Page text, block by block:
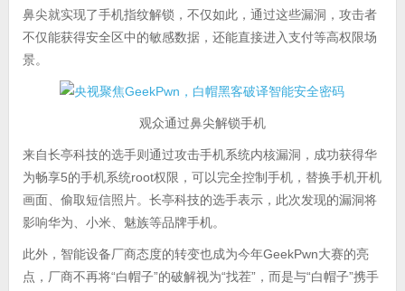
鼻尖就实现了手机指纹解锁，不仅如此，通过这些漏洞，攻击者
不仅能获得安全区中的敏感数据，还能直接进入支付等高权限场
景。
观众通过鼻尖解锁手机
来自长亭科技的选手则通过攻击手机系统内核漏洞，成功获得华
为畅享5的手机系统root权限，可以完全控制手机，替换手机开机
画面、偷取短信照片。长亭科技的选手表示，此次发现的漏洞将
影响华为、小米、魅族等品牌手机。
此外，智能设备厂商态度的转变也成为今年GeekPwn大赛的亮
点，厂商不再将“白帽子”的破解视为“找茬”，而是与“白帽子”携手